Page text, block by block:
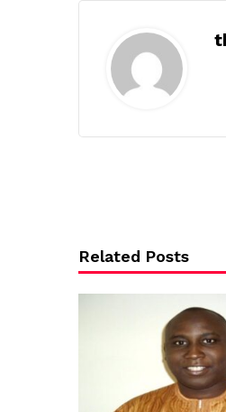
Related Posts